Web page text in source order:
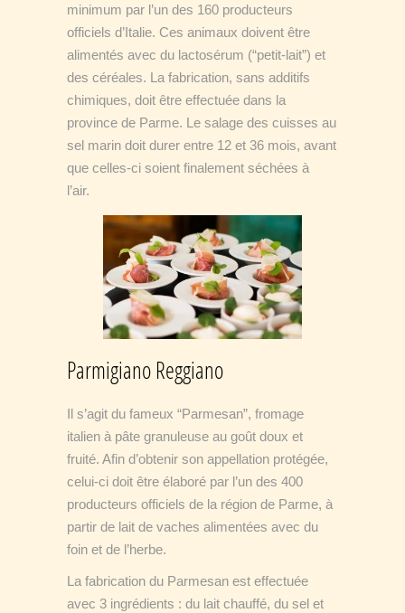
minimum par l’un des 160 producteurs
officiels d’Italie. Ces animaux doivent être
alimentés avec du lactosérum (“petit-lait”) et
des céréales. La fabrication, sans additifs
chimiques, doit être effectuée dans la
province de Parme. Le salage des cuisses au
sel marin doit durer entre 12 et 36 mois, avant
que celles-ci soient finalement séchées à
l’air.
Parmigiano Reggiano
Il s’agit du fameux “Parmesan”, fromage
italien à pâte granuleuse au goût doux et
fruité. Afin d’obtenir son appellation protégée,
celui-ci doit être élaboré par l’un des 400
producteurs officiels de la région de Parme, à
partir de lait de vaches alimentées avec du
foin et de l’herbe.
La fabrication du Parmesan est effectuée
avec 3 ingrédients : du lait chauffé, du sel et